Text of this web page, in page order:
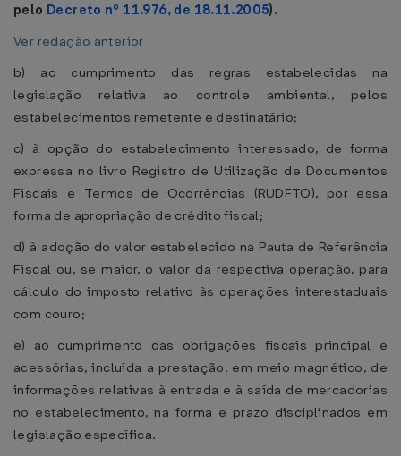
pelo Decreto nº 11.976, de 18.11.2005).
Ver redação anterior
b) ao cumprimento das regras estabelecidas na
legislação relativa ao controle ambiental, pelos
estabelecimentos remetente e destinatário;
c) à opção do estabelecimento interessado, de forma
expressa no livro Registro de Utilização de Documentos
Fiscais e Termos de Ocorrências (RUDFTO), por essa
forma de apropriação de crédito fiscal;
d) à adoção do valor estabelecido na Pauta de Referência
Fiscal ou, se maior, o valor da respectiva operação, para
cálculo do imposto relativo às operações interestaduais
com couro;
e) ao cumprimento das obrigações fiscais principal e
acessórias, incluída a prestação, em meio magnético, de
informações relativas à entrada e à saída de mercadorias
no estabelecimento, na forma e prazo disciplinados em
legislação específica.